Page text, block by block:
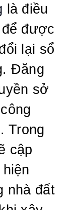
là điều
để được
lại sổ
Đăng
sở
Trong
cập
nhà đất